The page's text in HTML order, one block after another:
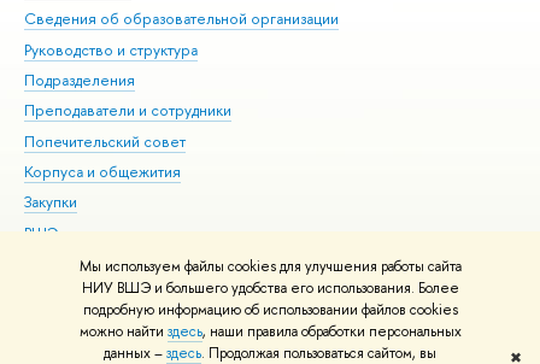
Мы используем файлы cookies для улучшения работы сайта
НИУ ВШЭ и большего удобства его использования. Более
подробную информацию об использовании файлов cookies
можно найти здесь, наши правила обработки персональных
данных –здесь. Продолжая пользоваться сайтом, вы ✖
Сведения об образовательной организации
Руководство и структура
Подразделения
Преподаватели и сотрудники
Попечительский совет
Корпуса и общежития
Закупки
ВШЭ для студентов с ограниченными возможностями
здоровья и инвалидностью
Версия для слабовидящих
Единая платежная страница